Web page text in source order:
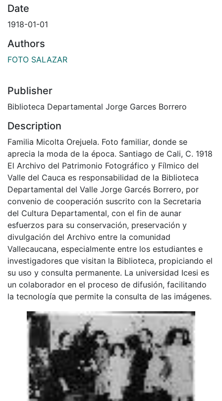
Date
1918-01-01
Authors
FOTO SALAZAR
Publisher
Biblioteca Departamental Jorge Garces Borrero
Description
Familia Micolta Orejuela. Foto familiar, donde se
aprecia la moda de la época. Santiago de Cali, C. 1918
El Archivo del Patrimonio Fotográfico y Fílmico del
Valle del Cauca es responsabilidad de la Biblioteca
Departamental del Valle Jorge Garcés Borrero, por
convenio de cooperación suscrito con la Secretaria
del Cultura Departamental, con el fin de aunar
esfuerzos para su conservación, preservación y
divulgación del Archivo entre la comunidad
Vallecaucana, especialmente entre los estudiantes e
investigadores que visitan la Biblioteca, propiciando el
su uso y consulta permanente. La universidad Icesi es
un colaborador en el proceso de difusión, facilitando
la tecnología que permite la consulta de las imágenes.